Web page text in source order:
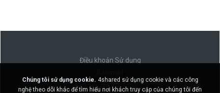
Điều khoản Sử dụng
Chúng tôi sử dụng cookie. 4shared sử dụng cookie và các công
nghệ theo dõi khác để tìm hiểu nơi khách truy cập của chúng tôi đến